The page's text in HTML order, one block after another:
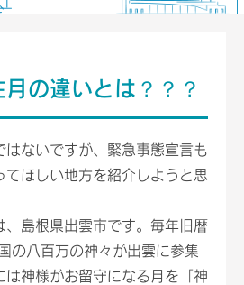
の違いとは？？？
はないですが、緊急事態宣言も
てほしい地方を紹介しようと思
、島根県出雲市です。毎年旧暦
の八百万の神々が出雲に参集
は神様がお留守になる月を「神